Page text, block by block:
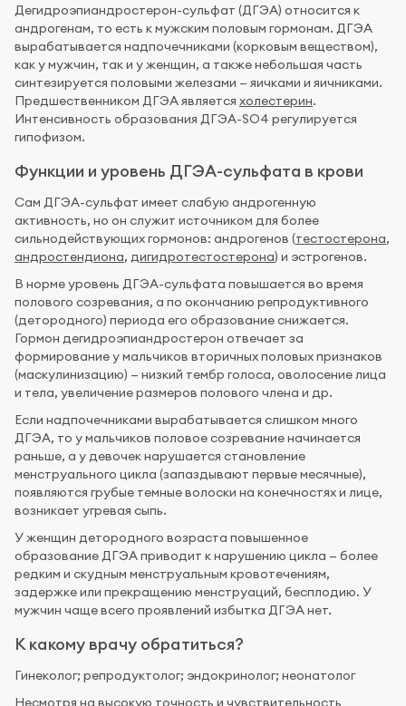
Дегидроэпиандростерон-сульфат (ДГЭА) относится к
андрогенам, то есть к мужским половым гормонам. ДГЭА
вырабатывается надпочечниками (корковым веществом),
как у мужчин, так и у женщин, а также небольшая часть
синтезируется половыми железами — яичками и яичниками.
Предшественником ДГЭА является холестерин.
Интенсивность образования ДГЭА-SO4 регулируется
гипофизом.
Функции и уровень ДГЭА-сульфата в крови
Сам ДГЭА-сульфат имеет слабую андрогенную
активность, но он служит источником для более
сильнодействующих гормонов: андрогенов (тестостерона,
андростендиона, дигидротестостерона) и эстрогенов.
В норме уровень ДГЭА-сульфата повышается во время
полового созревания, а по окончанию репродуктивного
(детородного) периода его образование снижается.
Гормон дегидроэпиандростерон отвечает за
формирование у мальчиков вторичных половых признаков
(маскулинизацию) — низкий тембр голоса, оволосение лица
и тела, увеличение размеров полового члена и др.
Если надпочечниками вырабатывается слишком много
ДГЭА, то у мальчиков половое созревание начинается
раньше, а у девочек нарушается становление
менструального цикла (запаздывают первые месячные),
появляются грубые темные волоски на конечностях и лице,
возникает угревая сыпь.
У женщин детородного возраста повышенное
образование ДГЭА приводит к нарушению цикла — более
редким и скудным менструальным кровотечениям,
задержке или прекращению менструаций, бесплодию. У
мужчин чаще всего проявлений избытка ДГЭА нет.
К какому врачу обратиться?
Гинеколог; репродуктолог; эндокринолог; неонатолог
Несмотря на высокую точность и чувствительность